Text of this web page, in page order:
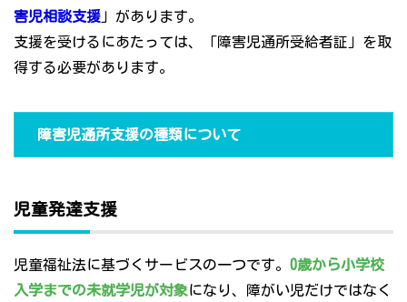
害児相談支援 」があります。
支援を受けるにあたっては、「障害児通所受給者証」を取
得する必要があります。
障害児通所支援の種類について
児童発達支援
児童福祉法に基づくサービスの一つです。 0歳から小学校
入学までの未就学児が対象になり、障がい児だけではなく